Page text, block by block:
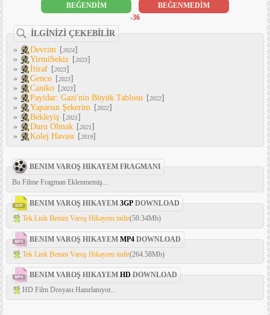
BEĞENDİM
BEĞENMEDİM
-36
İLGİNİZİ ÇEKEBİLİR
»
Devrim [2024]
»
YirmiSekiz [2023]
»
İtiraf [2023]
»
Genco [2023]
»
Caniko [2023]
»
Payidar: Gazi'nin Büyük Tablosu [2022]
»
Yaparsın Şekerim [2022]
»
Bekleyiş [2021]
»
Duru Olmak [2021]
»
Kolej Havası [2019]
BENIM VAROŞ HIKAYEM FRAGMANI
Bu Filme Fragman Eklenmemiş...
BENIM VAROŞ HIKAYEM 3GP DOWNLOAD
Tek Link Benim Varoş Hikayem indir(50.34Mb)
BENIM VAROŞ HIKAYEM MP4 DOWNLOAD
Tek Link Benim Varoş Hikayem indir(264.58Mb)
BENIM VAROŞ HIKAYEM HD DOWNLOAD
HD Film Dosyası Hazırlanıyor...